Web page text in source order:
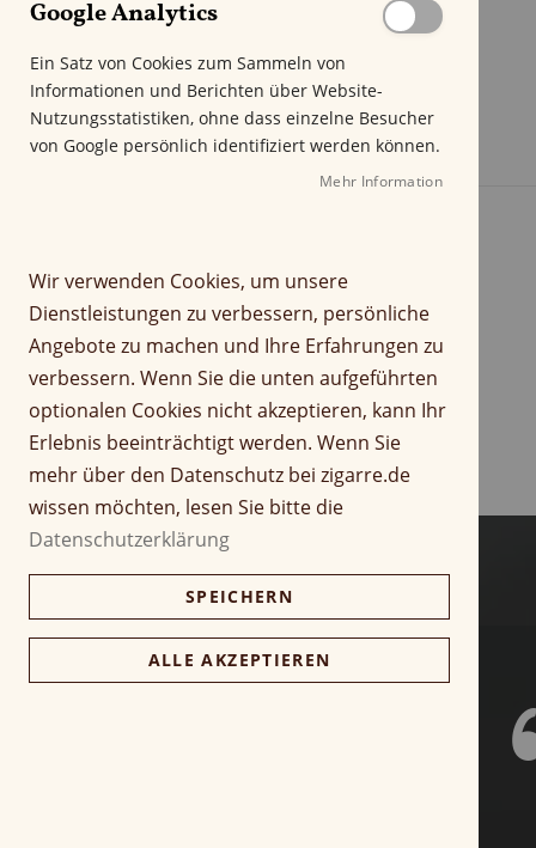
i
d
g
a
l
s
p
r
n
g
e
n
Z
u
A
n
f
a
g
d
r
i
Google Analytics
Ein Satz von Cookies zum Sammeln von
Informationen und Berichten über Website-
Nutzungsstatistiken, ohne dass einzelne Besucher
von Google persönlich identifiziert werden können.
Mehr Information
Wir verwenden Cookies, um unsere
Dienstleistungen zu verbessern, persönliche
Angebote zu machen und Ihre Erfahrungen zu
verbessern. Wenn Sie die unten aufgeführten
optionalen Cookies nicht akzeptieren, kann Ihr
Erlebnis beeinträchtigt werden. Wenn Sie
mehr über den Datenschutz bei zigarre.de
wissen möchten, lesen Sie bitte die
Datenschutzerklärung
SPEICHERN
ALLE AKZEPTIEREN